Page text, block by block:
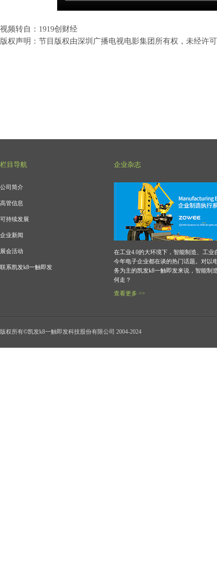
视频转自：1919创财经
版权声明：节目版权由深圳广播电视电影集团所有权，未经许
栏目导航
公司简介
高管信息
可持续发展
企业新闻
展会活动
联系凯发k8一触即发
企业杂志
在工业4.0的大环境下，智能制造、工业
今年电子企业都在谈的热门话题。对以
务为主的凯发k8一触即发来说，智能制
何走？
查看更多 >>
版权所有©凯发k8一触即发科技股份有限公司 2004-2024